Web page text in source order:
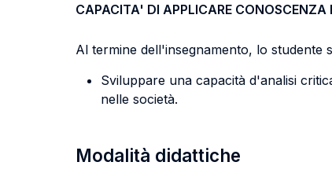
CAPACITA' DI APPLICARE CONOSCENZA
Al termine dell'insegnamento, lo studente
Sviluppare una capacità d'analisi
nelle società.
Modalità didattiche